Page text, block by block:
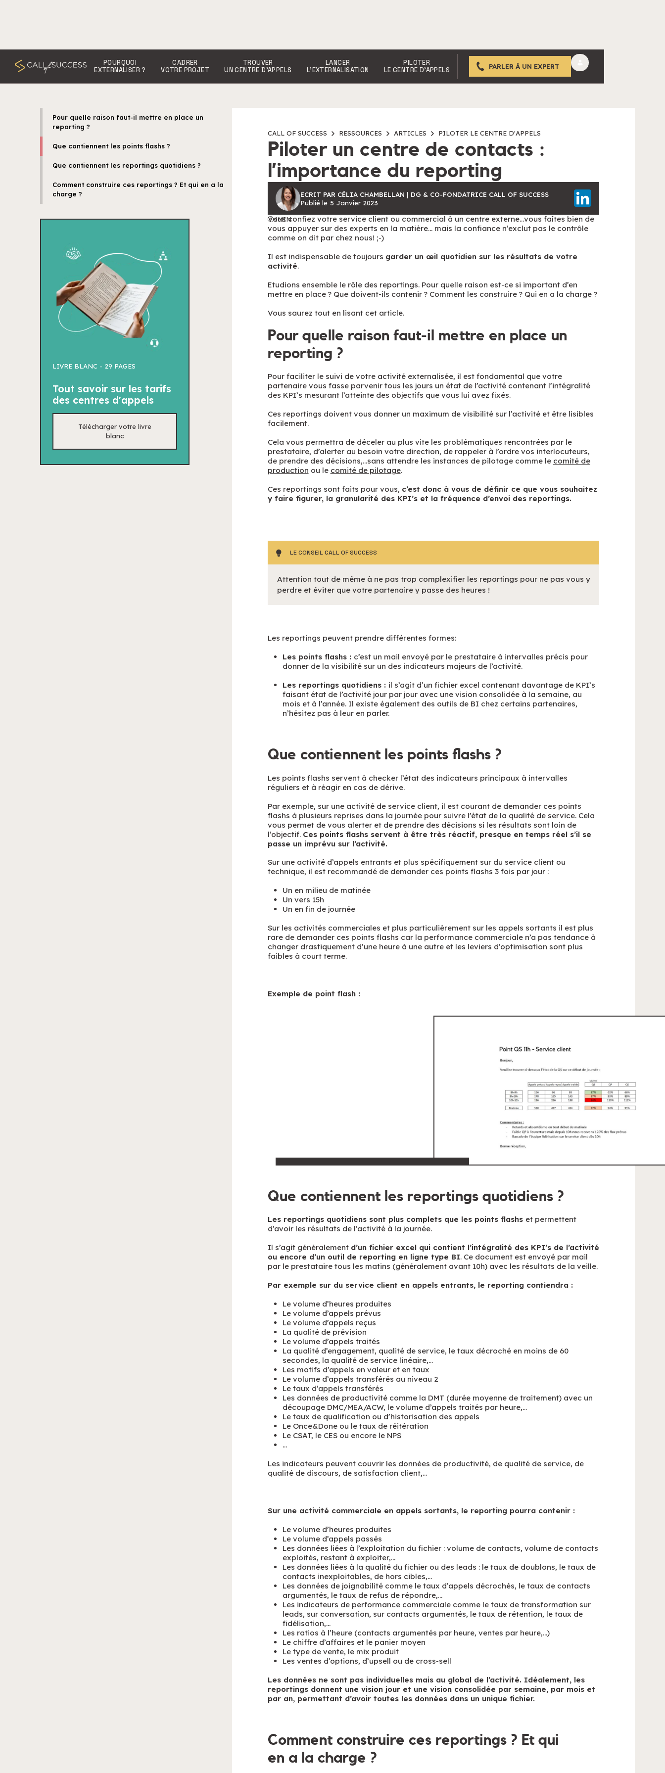
POURQUOI
EXTERNALISER ?
CADRER
VOTRE PROJET
TROUVER
UN CENTRE D’APPELS
LANCER
L’EXTERNALISATION
PILOTER
LE CENTRE D’APPELS
PARLER À UN EXPERT
Pour quelle raison faut-il mettre en place un
reporting ?
Que contiennent les points flashs ?
Que contiennent les reportings quotidiens ?
Comment construire ces reportings ? Et qui en a la
charge ?
LIVRE BLANC - 29 PAGES
Tout savoir sur les tarifs
des centres d'appels
Télécharger votre livre
blanc
CALL OF SUCCESS RESSOURCES ARTICLES PILOTER LE CENTRE D'APPELS
Piloter un centre de contacts :
l’importance du reporting
ECRIT PAR CÉLIA CHAMBELLAN | DG & CO-FONDATRICE CALL OF SUCCESS
Publié le 5 Janvier 2023
4MIN
Vous confiez votre service client ou commercial à un centre externe…vous faîtes bien de
vous appuyer sur des experts en la matière… mais la confiance n’exclut pas le contrôle
comme on dit par chez nous! ;-)
Il est indispensable de toujours garder un œil quotidien sur les résultats de votre
activité.
Etudions ensemble le rôle des reportings. Pour quelle raison est-ce si important d’en
mettre en place ? Que doivent-ils contenir ? Comment les construire ? Qui en a la charge ?
Vous saurez tout en lisant cet article.
Pour quelle raison faut-il mettre en place un
reporting ?
Pour faciliter le suivi de votre activité externalisée, il est fondamental que votre
partenaire vous fasse parvenir tous les jours un état de l’activité contenant l’intégralité
des KPI’s mesurant l’atteinte des objectifs que vous lui avez fixés.
Ces reportings doivent vous donner un maximum de visibilité sur l’activité et être lisibles
facilement.
Cela vous permettra de déceler au plus vite les problématiques rencontrées par le
prestataire, d’alerter au besoin votre direction, de rappeler à l’ordre vos interlocuteurs,
de prendre des décisions,…sans attendre les instances de pilotage comme le comité de
production ou le comité de pilotage.
Ces reportings sont faits pour vous, c’est donc à vous de définir ce que vous souhaitez
y faire figurer, la granularité des KPI’s et la fréquence d’envoi des reportings.
LE CONSEIL CALL OF SUCCESS
Attention tout de même à ne pas trop complexifier les reportings pour ne pas vous y
perdre et éviter que votre partenaire y passe des heures !
Les reportings peuvent prendre différentes formes:
Les points flashs : c’est un mail envoyé par le prestataire à intervalles précis pour
donner de la visibilité sur un des indicateurs majeurs de l’activité.
Les reportings quotidiens : il s’agit d’un fichier excel contenant davantage de KPI’s
faisant état de l’activité jour par jour avec une vision consolidée à la semaine, au
mois et à l’année. Il existe également des outils de BI chez certains partenaires,
n’hésitez pas à leur en parler.
Que contiennent les points flashs ?
Les points flashs servent à checker l’état des indicateurs principaux à intervalles
réguliers et à réagir en cas de dérive.
Par exemple, sur une activité de service client, il est courant de demander ces points
flashs à plusieurs reprises dans la journée pour suivre l’état de la qualité de service. Cela
vous permet de vous alerter et de prendre des décisions si les résultats sont loin de
l’objectif. Ces points flashs servent à être très réactif, presque en temps réel s’il se
passe un imprévu sur l’activité.
Sur une activité d’appels entrants et plus spécifiquement sur du service client ou
technique, il est recommandé de demander ces points flashs 3 fois par jour :
Un en milieu de matinée
Un vers 15h
Un en fin de journée
Sur les activités commerciales et plus particulièrement sur les appels sortants il est plus
rare de demander ces points flashs car la performance commerciale n’a pas tendance à
changer drastiquement d’une heure à une autre et les leviers d’optimisation sont plus
faibles à court terme.
Exemple de point flash :
Que contiennent les reportings quotidiens ?
Les reportings quotidiens sont plus complets que les points flashs et permettent
d’avoir les résultats de l’activité à la journée.
Il s’agit généralement d’un fichier excel qui contient l’intégralité des KPI’s de l’activité
ou encore d’un outil de reporting en ligne type BI. Ce document est envoyé par mail
par le prestataire tous les matins (généralement avant 10h) avec les résultats de la veille.
Par exemple sur du service client en appels entrants, le reporting contiendra :
Le volume d’heures produites
Le volume d’appels prévus
Le volume d’appels reçus
La qualité de prévision
Le volume d’appels traités
La qualité d’engagement, qualité de service, le taux décroché en moins de 60
secondes, la qualité de service linéaire,…
Les motifs d’appels en valeur et en taux
Le volume d’appels transférés au niveau 2
Le taux d’appels transférés
Les données de productivité comme la DMT (durée moyenne de traitement) avec un
découpage DMC/MEA/ACW, le volume d’appels traités par heure,…
Le taux de qualification ou d’historisation des appels
Le Once&Done ou le taux de réitération
Le CSAT, le CES ou encore le NPS
…
Les indicateurs peuvent couvrir les données de productivité, de qualité de service, de
qualité de discours, de satisfaction client,…
Sur une activité commerciale en appels sortants, le reporting pourra contenir :
Le volume d’heures produites
Le volume d’appels passés
Les données liées à l’exploitation du fichier : volume de contacts, volume de contacts
exploités, restant à exploiter,…
Les données liées à la qualité du fichier ou des leads : le taux de doublons, le taux de
contacts inexploitables, de hors cibles,…
Les données de joignabilité comme le taux d’appels décrochés, le taux de contacts
argumentés, le taux de refus de répondre,…
Les indicateurs de performance commerciale comme le taux de transformation sur
leads, sur conversation, sur contacts argumentés, le taux de rétention, le taux de
fidélisation,…
Les ratios à l’heure (contacts argumentés par heure, ventes par heure,…)
Le chiffre d’affaires et le panier moyen
Le type de vente, le mix produit
Les ventes d’options, d’upsell ou de cross-sell
Les données ne sont pas individuelles mais au global de l’activité. Idéalement, les
reportings donnent une vision jour et une vision consolidée par semaine, par mois et
par an, permettant d’avoir toutes les données dans un unique fichier.
Comment construire ces reportings ? Et qui
en a la charge ?